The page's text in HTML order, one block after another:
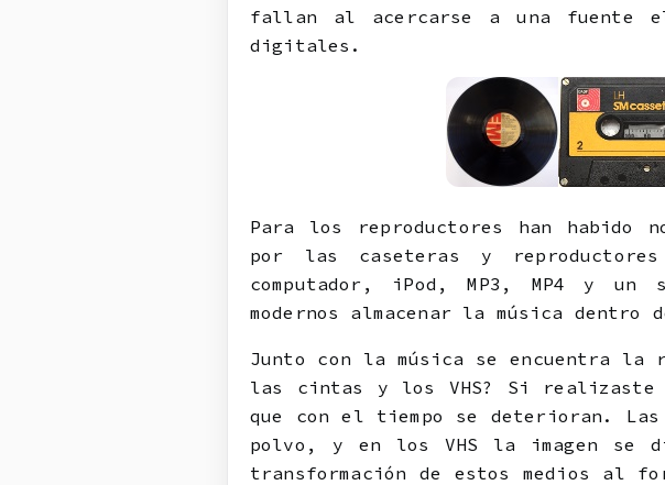
fallan al acercarse a una fuente
digitales.
Para los reproductores han habido
por las caseteras y
computador, iPod, MP3, MP4 y un
modernos almacenar la música dentro
Junto con la música se encuentra la
las cintas y los VHS? Si realizaste
que con el tiempo se deterioran.
polvo, y en los VHS la imagen se
transformación de estos medios al